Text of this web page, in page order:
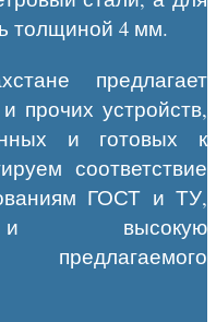
толщиной 4 мм.
предлагает
прочих устройств,
и готовых к
соответствие
ГОСТ и ТУ,
и высокую
предлагаемого